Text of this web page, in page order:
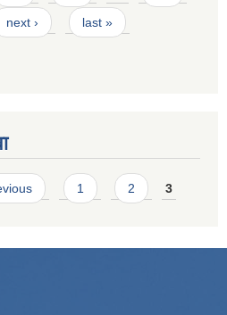
next › last »
1 2 3